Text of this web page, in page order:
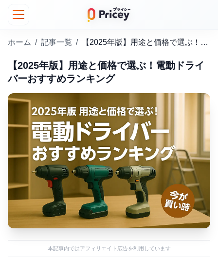
ホーム / 記事一覧 / 【2025年版】用途と価格で選ぶ！電動ドライバーおすすめランキング
【2025年版】用途と価格で選ぶ！電動ドライ
バーおすすめランキング
本記事内ではアフィリエイト広告を利用しています